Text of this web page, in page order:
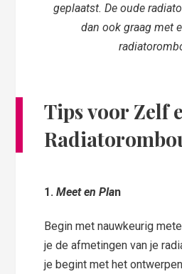
geplaatst. De oude
dan ook graag met
Tips voor Zelf
1.Meet en Plan
Begin met nauwkeurig
je de afmetingen van je
je begint met het